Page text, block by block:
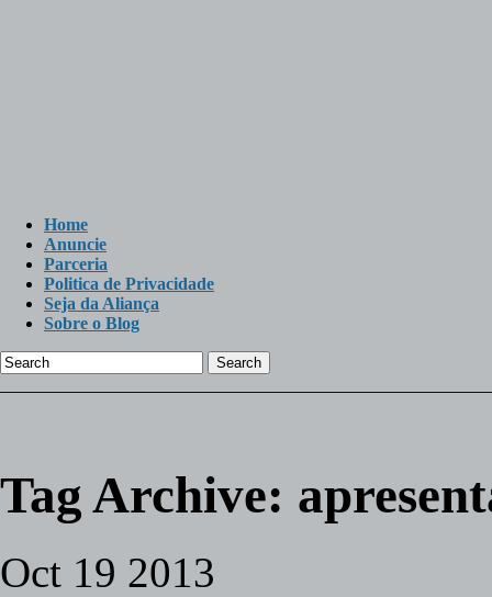
Home
Anuncie
Parceria
Politica de Privacidade
Seja da Aliança
Sobre o Blog
Search
Tag Archive:
Oct 19 2013